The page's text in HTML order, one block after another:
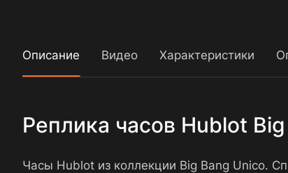
Описание Видео Характеристики
Реплика часов Hublot
Часы Hublot из коллекции Big Bang Unico.